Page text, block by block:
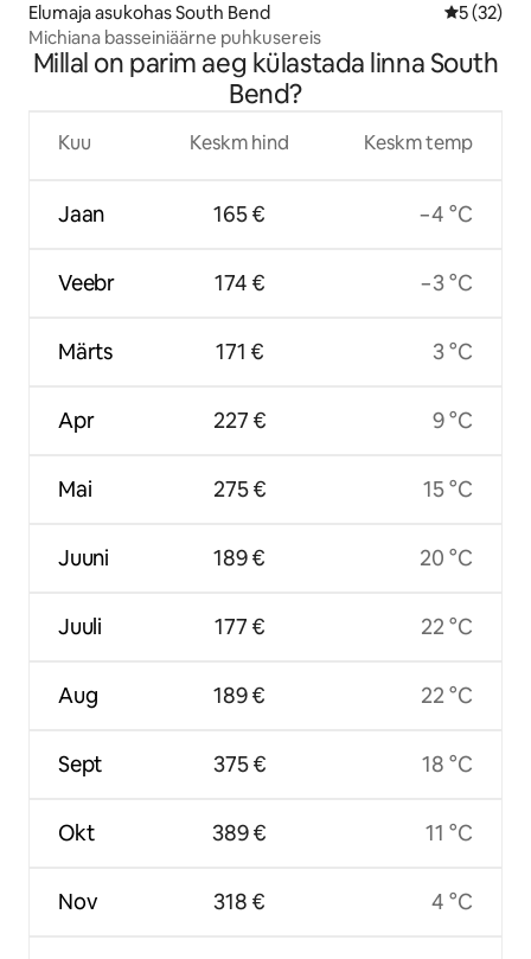
Elumaja asukohas South Bend Keskmine
5 (32)
Michiana basseiniäärne puhkusereis
Millal on parim aeg külastada linna South
Bend?
Kuu
Jaan
Veebr
Märts
Apr
Mai
Juuni
Juuli
Aug
Sept
Okt
Nov
Keskm hind
165 €
174 €
171 €
227 €
275 €
189 €
177 €
189 €
375 €
389 €
318 €
Keskm temp
−4 °C
−3 °C
3 °C
9 °C
15 °C
20 °C
22 °C
22 °C
18 °C
11 °C
4 °C